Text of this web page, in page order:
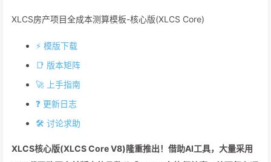
XLCS房产项目全成本测算模板-核心版(XLCS Core)
⚡️ 模版下载
📑 版本矩阵
🚀 上手指南
❓ 更新日志
🛠 讨论求助
XLCS核心版(XLCS Core V8)隆重推出！借助AI工具，大量采用